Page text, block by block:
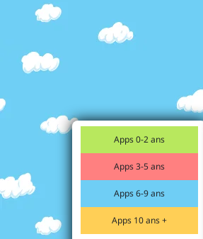
Apps 0-2 ans
Apps 3-5 ans
Apps 6-9 ans
Apps 10 ans +